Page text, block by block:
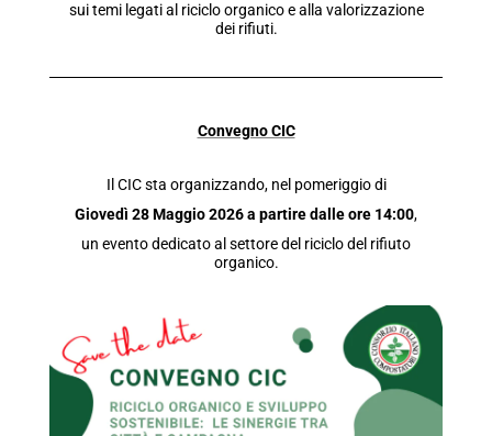
sui temi legati al riciclo organico e alla valorizzazione
dei rifiuti.
Convegno CIC
Il CIC sta organizzando, nel pomeriggio di
Giovedì 28 Maggio 2026a partire dalle ore 14:00,
un evento dedicato al settore del riciclo del rifiuto
organico.